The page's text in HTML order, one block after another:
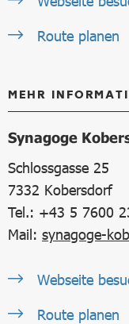
Route planen
MEHR
Synagoge
Schlossgasse 25
7332 Kobersdorf
Tel.: +43 5 7600
Mail: synagoge-
Webseite
Route planen